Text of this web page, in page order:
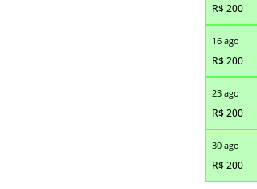
R$200
16 ago
R$200
23 ago
R$200
30 ago
R$200